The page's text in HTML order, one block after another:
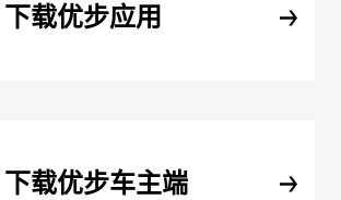
下载优步应用
下载优步车主端